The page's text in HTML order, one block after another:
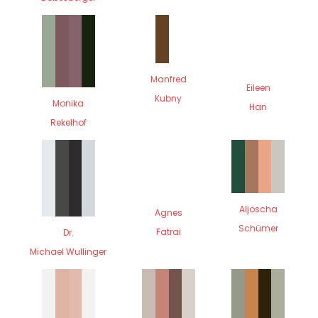
Monika
Rekelhof
Manfred
Kubny
Eileen
Han
Dr.
Michael Wullinger
Agnes
Fatrai
Aljoscha
Schümer